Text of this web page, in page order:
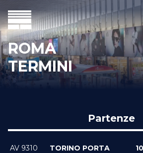
ROMA
TERMINI
Partenze
AV 9310
TORINO PORTA